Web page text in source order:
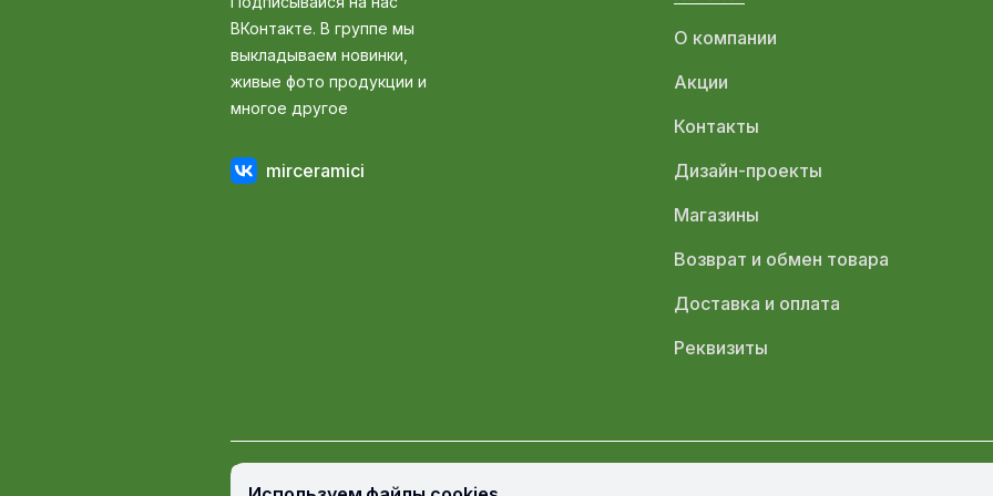
ВКонтакте. В группе мы
выкладываем новинки,
живые фото продукции и
многое другое
mirceramici
О компании
Акции
Контакты
Дизайн-проекты
Магазины
Возврат и обмен товара
Доставка и оплата
Реквизиты
© Мир Керамики, 2009 — 2026